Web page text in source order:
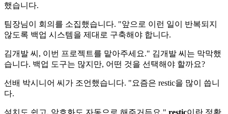
했습니다.
팀장님이 회의를 소집했습니다. "앞으로 이런 일이 반복되지
않도록 백업 시스템을 제대로 구축해야 합니다.
김개발 씨, 이번 프로젝트를 맡아주세요." 김개발 씨는 막막했
습니다. 백업 도구는 많지만, 어떤 것을 선택해야 할까요?
선배 박시니어 씨가 조언했습니다. "요즘은 restic을 많이 씁니
다.